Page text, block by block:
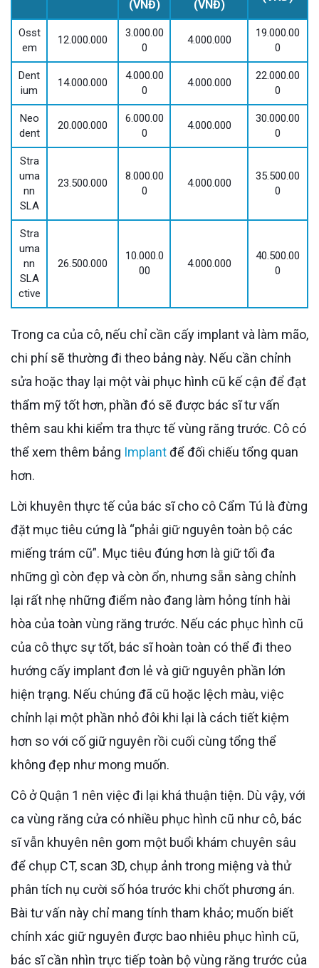
(VNĐ) (VNĐ)
Osst
em
12.000.000
3.000.00
0
4.000.000
19.000.00
0
Dent
ium
14.000.000
4.000.00
0
4.000.000
22.000.00
0
Neo
dent
20.000.000
6.000.00
0
4.000.000
30.000.00
0
Stra
uma
nn
SLA
23.500.000
8.000.00
0
4.000.000
35.500.00
0
Stra
uma
nn
SLA
ctive
26.500.000
10.000.0
00
4.000.000
40.500.00
0
Trong ca của cô, nếu chỉ cần cấy implant và làm mão,
chi phí sẽ thường đi theo bảng này. Nếu cần chỉnh
sửa hoặc thay lại một vài phục hình cũ kế cận để đạt
thẩm mỹ tốt hơn, phần đó sẽ được bác sĩ tư vấn
thêm sau khi kiểm tra thực tế vùng răng trước. Cô có
thể xem thêm bảng Implantđể đối chiếu tổng quan
hơn.
Lời khuyên thực tế của bác sĩ cho cô Cẩm Tú là đừng
đặt mục tiêu cứng là “phải giữ nguyên toàn bộ các
miếng trám cũ”. Mục tiêu đúng hơn là giữ tối đa
những gì còn đẹp và còn ổn, nhưng sẵn sàng chỉnh
lại rất nhẹ những điểm nào đang làm hỏng tính hài
hòa của toàn vùng răng trước. Nếu các phục hình cũ
của cô thực sự tốt, bác sĩ hoàn toàn có thể đi theo
hướng cấy implant đơn lẻ và giữ nguyên phần lớn
hiện trạng. Nếu chúng đã cũ hoặc lệch màu, việc
chỉnh lại một phần nhỏ đôi khi lại là cách tiết kiệm
hơn so với cố giữ nguyên rồi cuối cùng tổng thể
không đẹp như mong muốn.
Cô ở Quận 1 nên việc đi lại khá thuận tiện. Dù vậy, với
ca vùng răng cửa có nhiều phục hình cũ như cô, bác
sĩ vẫn khuyên nên gom một buổi khám chuyên sâu
để chụp CT, scan 3D, chụp ảnh trong miệng và thử
phân tích nụ cười số hóa trước khi chốt phương án.
Bài tư vấn này chỉ mang tính tham khảo; muốn biết
chính xác giữ nguyên được bao nhiêu phục hình cũ,
bác sĩ cần nhìn trực tiếp toàn bộ vùng răng trước của